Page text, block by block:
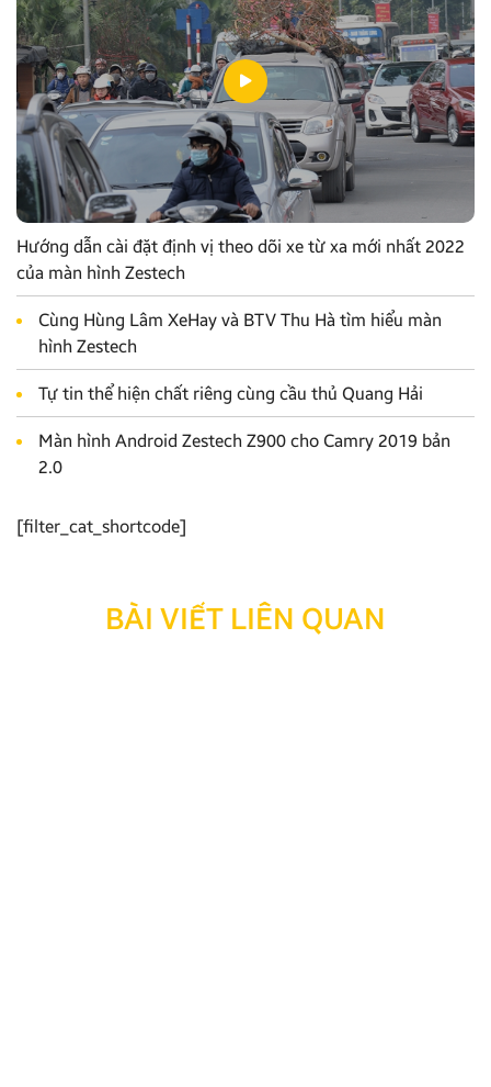
Hướng dẫn cài đặt định vị theo dõi xe từ xa mới nhất 2022
của màn hình Zestech
Cùng Hùng Lâm XeHay và BTV Thu Hà tìm hiểu màn
hình Zestech
Tự tin thể hiện chất riêng cùng cầu thủ Quang Hải
Màn hình Android Zestech Z900 cho Camry 2019 bản
2.0
[filter_cat_shortcode]
BÀI VIẾT LIÊN QUAN